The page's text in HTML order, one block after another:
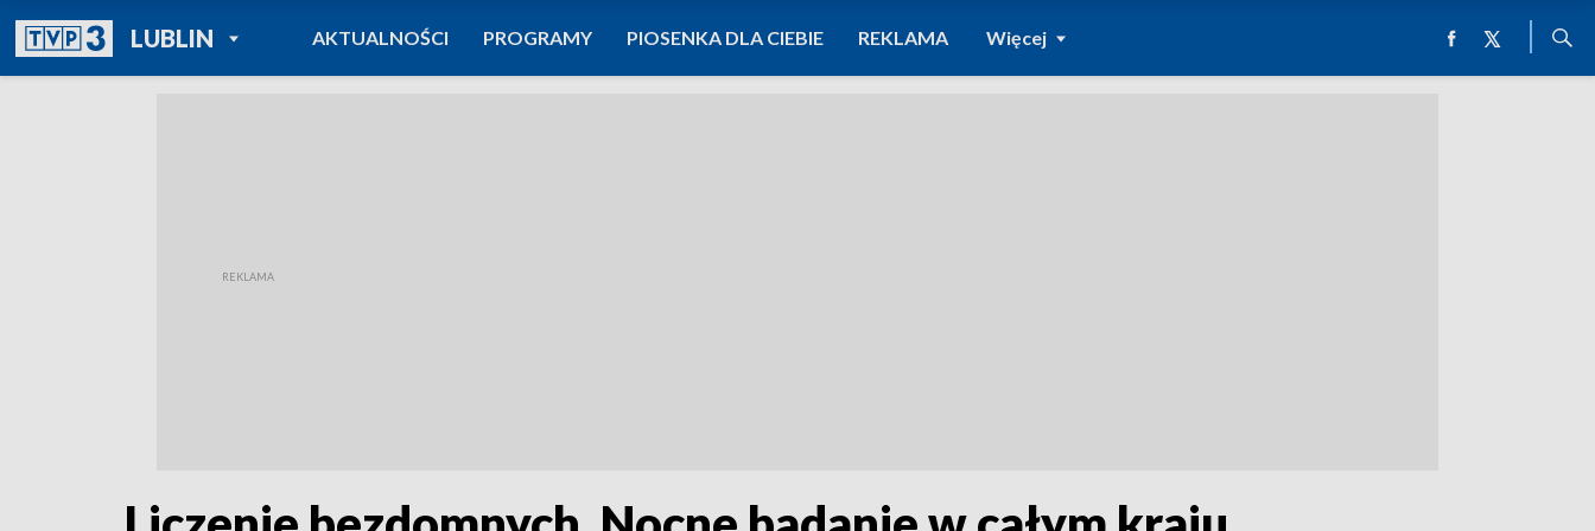
LUBLINPOWRÓT DO
TVP REGIONY
AKTUALNOŚCI PROGRAMY PIOSENKA DLA CIEBIE REKLAMA Więcej